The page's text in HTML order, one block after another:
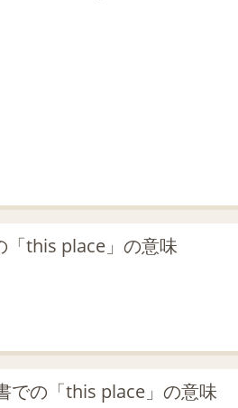
「this place」の意味
での「this place」の意味